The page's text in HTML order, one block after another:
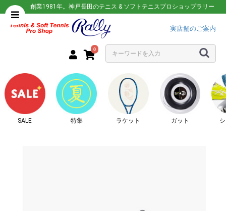
創業1981年。神戸長田のテニス & ソフトテニスプロショップラリー
実店舗のご案内
0
SALE 特集 ラケット ガット